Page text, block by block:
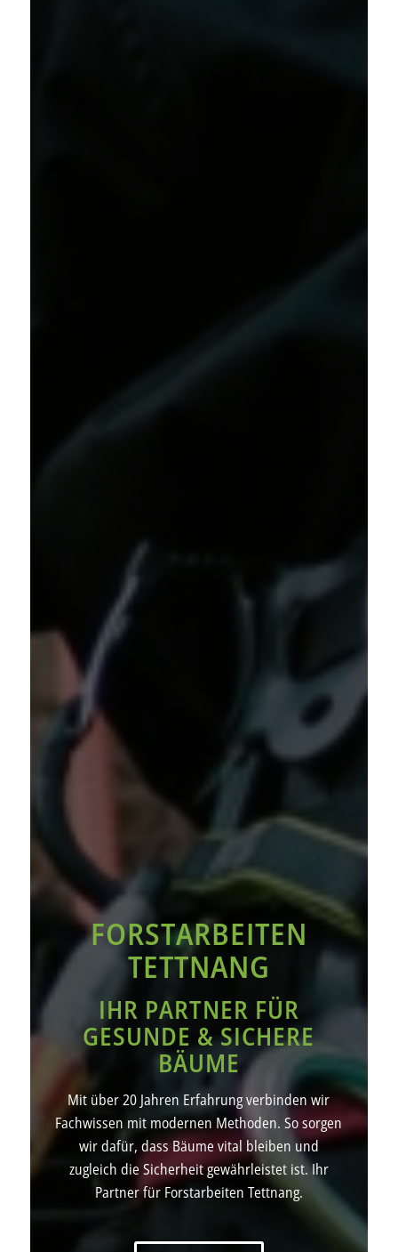
FORSTARBEITEN
TETTNANG
IHR PARTNER FÜR
GESUNDE & SICHERE
BÄUME
Mit über 20 Jahren Erfahrung verbinden wir
Fachwissen mit modernen Methoden. So sorgen
wir dafür, dass Bäume vital bleiben und
zugleich die Sicherheit gewährleistet ist. Ihr
Partner für Forstarbeiten Tettnang.